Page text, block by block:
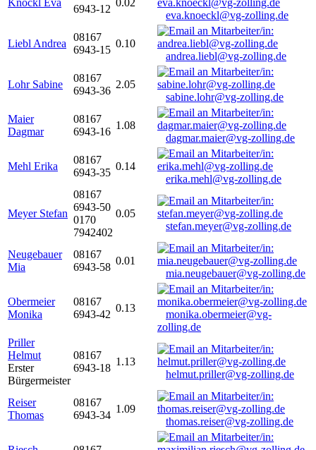
Knöckl Eva
6943-12
0.02
eva.knoeckl@vg-zolling.de
Liebl Andrea
08167
6943-15
0.10
andrea.liebl@vg-zolling.de
Lohr Sabine
08167
6943-36
2.05
sabine.lohr@vg-zolling.de
Maier
Dagmar
08167
6943-16
1.08
dagmar.maier@vg-zolling.de
Mehl Erika
08167
6943-35
0.14
erika.mehl@vg-zolling.de
Meyer Stefan
08167
6943-50
0170
7942402
0.05
stefan.meyer@vg-zolling.de
Neugebauer
Mia
08167
6943-58
0.01
mia.neugebauer@vg-zolling.de
Obermeier
Monika
08167
6943-42
0.13
monika.obermeier@vg-
zolling.de
Priller
Helmut
Erster
Bürgermeister
08167
6943-18
1.13
helmut.priller@vg-zolling.de
Reiser
Thomas
08167
6943-34
1.09
thomas.reiser@vg-zolling.de